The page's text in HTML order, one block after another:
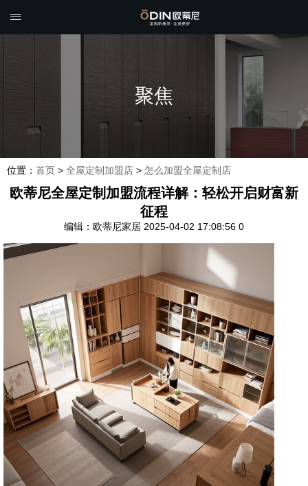

聚焦
位置： 首页 > 全屋定制加盟店 > 怎么加盟全屋定制店
欧蒂尼全屋定制加盟流程详解：轻松开启财富新
征程
编辑：欧蒂尼家居 2025-04-02 17:08:56 0